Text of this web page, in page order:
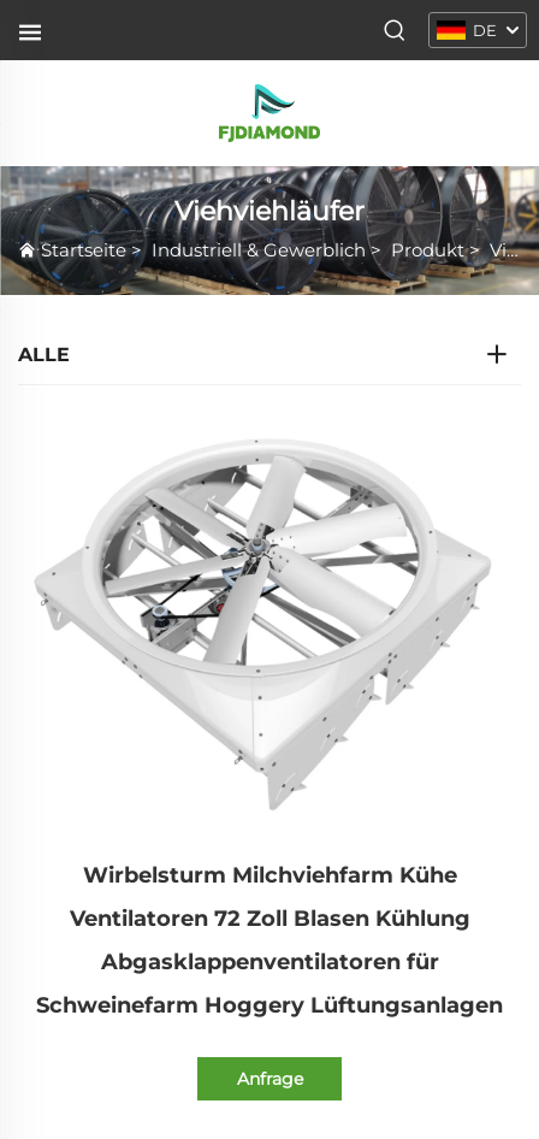
DE
Viehviehläufer
Startseite> Industriell & Gewerblich> Produkt>Viehviehläufer
ALLE
Wirbelsturm Milchviehfarm Kühe
Ventilatoren 72 Zoll Blasen Kühlung
Abgasklappenventilatoren für
Schweinefarm Hoggery Lüftungsanlagen
Anfrage